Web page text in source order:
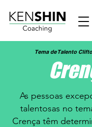
Tema de Talento
As pessoas
talentosas no
Crença têm